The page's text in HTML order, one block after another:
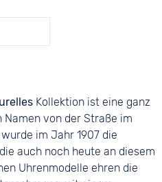
Kollektion ist eine ganz
von der Straße im
im Jahr 1907 die
auch noch heute an diesem
Uhrenmodelle ehren die